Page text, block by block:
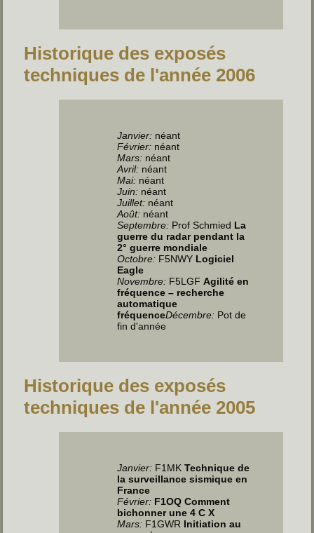
Historique des exposés
techniques de l'année 2006
Janvier: néant
Février: néant
Mars: néant
Avril: néant
Mai: néant
Juin: néant
Juillet: néant
Août: néant
Septembre: Prof Schmied La
guerre du radar pendant la
2° guerre mondiale
Octobre: F5NWY Logiciel
Eagle
Novembre: F5LGFAgilité en
fréquence – recherche
automatique
fréquenceDécembre: Pot de
fin d'année
Historique des exposés
techniques de l'année 2005
Janvier: F1MKTechnique de
la surveillance sismique en
France
Février: F1OQ Comment
bichonner une 4 C X
Mars: F1GWR Initiation au